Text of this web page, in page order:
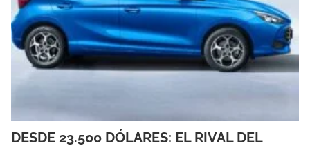
DESDE 23.500 DÓLARES: EL RIVAL DEL